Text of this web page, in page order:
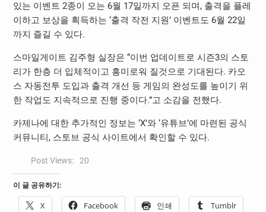
있는 이벤트 2종이 오는 6월 17일까지 오픈 되며, 출격을 플레
이하고 보상을 획득하는 ‘출격 작전 지원’ 이벤트도 6월 22일
까지 즐길 수 있다.
스마일게이트 김주형 실장은 “이번 업데이트로 시즌3의 스토
리가 한층 더 입체적이고 흥미로워 질것으로 기대된다. 카오
스 자동전투 도입과 출격 개선 등 게임의 완성도를 높이기 위
한 작업도 지속적으로 진행 중이다.”고 소감을 전했다.
카제나에 대한 추가적인 정보는 ‘X’와 ‘유튜브’에 마련된 공식
커뮤니티, 스토브 공식 사이트에서 확인할 수 있다.
Post Views: 20
이 글 공유하기:
X Facebook 인쇄 Tumblr